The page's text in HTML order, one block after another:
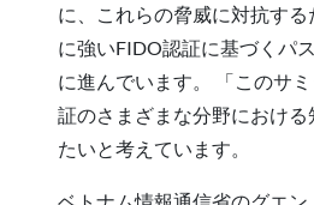
に、これらの脅威に対抗す
に強いFIDO認証に基づくパ
に進んでいます。 「このサ
証のさまざまな分野におけ
たいと考えています。